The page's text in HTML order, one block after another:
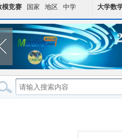
模竞赛
国家 地区 中学
大学数